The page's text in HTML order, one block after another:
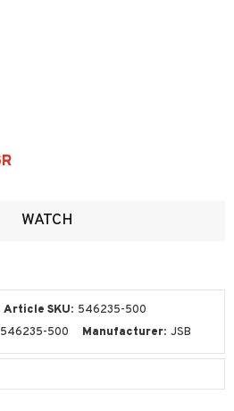
WATCH
Article SKU
546235-500
546235-500 Manufacturer JSB